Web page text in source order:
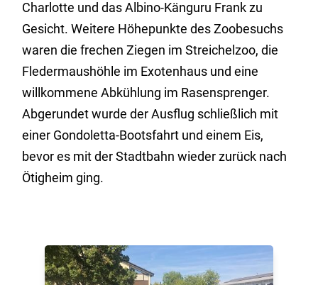
Charlotte und das Albino-Känguru Frank zu
Gesicht. Weitere Höhepunkte des Zoobesuchs
waren die frechen Ziegen im Streichelzoo, die
Fledermaushöhle im Exotenhaus und eine
willkommene Abkühlung im Rasensprenger.
Abgerundet wurde der Ausflug schließlich mit
einer Gondoletta-Bootsfahrt und einem Eis,
bevor es mit der Stadtbahn wieder zurück nach
Ötigheim ging.